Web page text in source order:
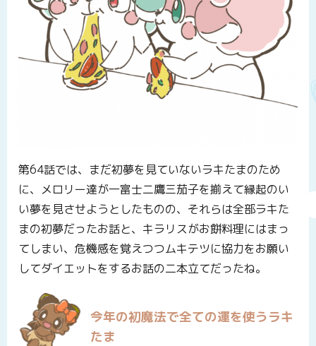
第64話では、まだ初夢を見ていないラキたまのため
に、メロリー達が一富士二鷹三茄子を揃えて縁起のい
い夢を見させようとしたものの、それらは全部ラキた
まの初夢だったお話と、キラリスがお餅料理にはまっ
てしまい、危機感を覚えつつムキテツに協力をお願い
してダイエットをするお話の二本立てだったね。
今年の初魔法で全ての運を使うラキ
たま